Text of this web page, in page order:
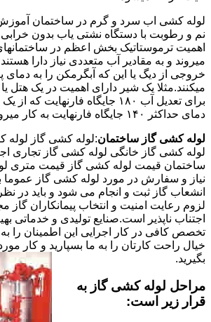
لوله کشی اب سرد و گرم در ساختمان
نم و رطوبت با دستگاه نشتی یاب بدون
اهمیت ترموستاتیک بخش اعظم در
میروند و به مقادیر آب متعددی نیاز دارا
خروجی از دیگ یا این که آبگرمکن را به دمای
میکنند.مثلا یک شیر دارای اهمیت در یک هتل
برای تعدیل آب ۱۸۰ جایگاه
دمای حداکثر ۱۴۰ جایگاه فارنهایت به کار میرود.
لوله کشی گاز ساختمان:لوله کشی گاز لوله
لوله کشی گاز خانگی لوله کشی گاز تجاری
ساختمان قیمت لوله کشی گاز قیمت متری
نیاز و سفارش در مورد لوله کشی گاز عموما
انشعاب گاز ثبت و انجام می شود و باید در
لزوم رعایت امنیت و انتخاب پیمانکاران گاز
اجتناب ناپذیر است.صنایع تولیدی و خدماتی
تخصص کافی در کار اجرایی این اطمینان را
خیال راحت کارتان را به ما بسپارید و کار
بگیرید.
مراحل لوله کشی گاز به
قرار زیر است: